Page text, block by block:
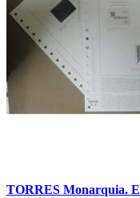
TORRES Monarquia.